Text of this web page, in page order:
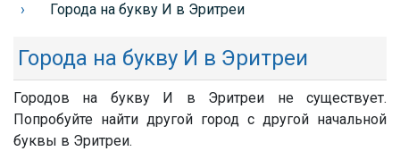
Города на букву И в Эритреи
Города на букву И в Эритреи
Городов на букву И в Эритреи не существует.
Попробуйте найти другой город с другой начальной
буквы в Эритреи.